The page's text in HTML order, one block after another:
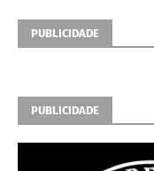
PUBLICIDADE
PUBLICIDADE